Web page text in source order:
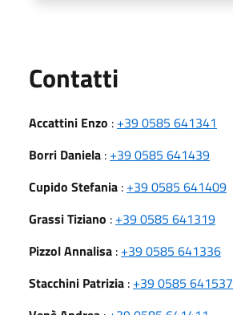
Contatti
Accattini Enzo : +39 0585 641341
Borri Daniela : +39 0585 641439
Cupido Stefania : +39 0585 641409
Grassi Tiziano : +39 0585 641319
Pizzol Annalisa : +39 0585 641336
Stacchini Patrizia : +39 0585 641537